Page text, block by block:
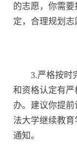
的志愿，你需
定，合理规划志
3.严格按时完
和资格认定有
办。建议你提
法大学继续教
通知。